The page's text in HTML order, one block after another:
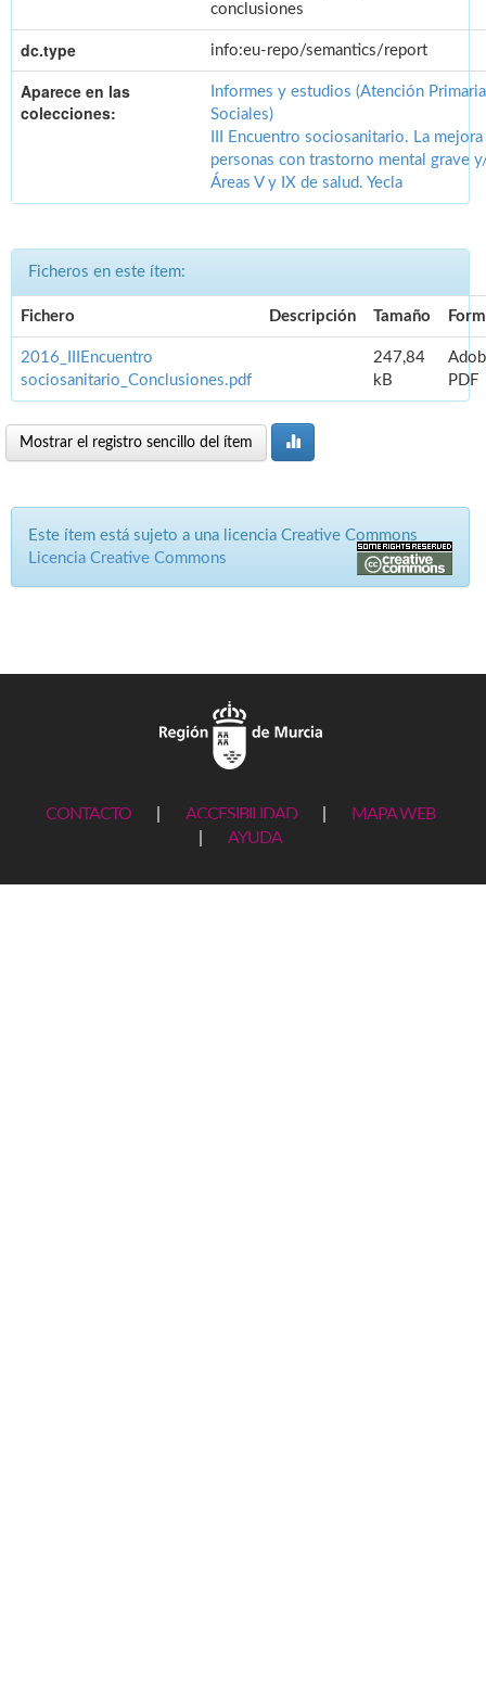
conclusiones
dc.type info:eu-repo/semantics/report
Aparece en las
colecciones:
Informes y estudios (Atención
Sociales)
III Encuentro sociosanitario. La
personas con trastorno mental grave
Áreas V y IX de salud. Yecla
Ficheros en este ítem:
Fichero Descripción Tamaño
2016_IIIEncuentro
sociosanitario_Conclusiones.pdf
247,84
kB
PDF
Mostrar el registro sencillo del ítem
Este ítem está sujeto a una licencia Creative Commons
Licencia Creative Commons
CONTACTO ACCESIBILIDAD
MAPA WEB
AYUDA